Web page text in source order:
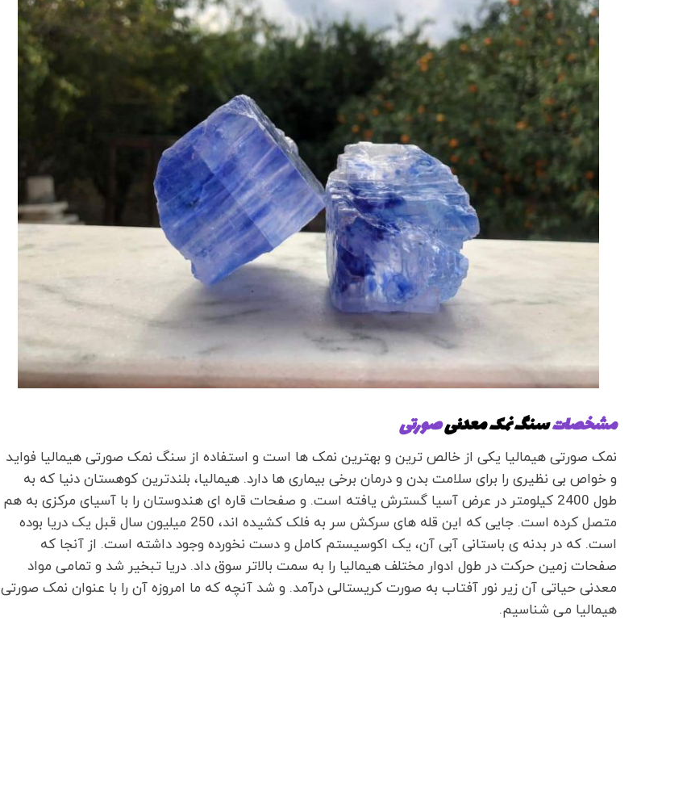
مشخصاتسنگ نمک معدنیصورتی
نمک صورتی هیمالیا یکی از خالص ترین و بهترین نمک ها است و استفاده از سنگ نمک صورتی هیمالیا فواید
و خواص بی نظیری را برای سلامت بدن و درمان برخی بیماری ها دارد. هیمالیا، بلندترین کوهستان دنیا که به
طول 2400 کیلومتر در عرض آسیا گسترش یافته است. و صفحات قاره ای هندوستان را با آسیای مرکزی به هم
متصل کرده است. جایی که این قله های سرکش سر به فلک کشیده اند، 250 میلیون سال قبل یک دریا بوده
است. که در بدنه ی باستانی آبی آن، یک اکوسیستم کامل و دست نخورده وجود داشته است. از آنجا که
صفحات زمین حرکت در طول ادوار مختلف هیمالیا را به سمت بالاتر سوق داد. دریا تبخیر شد و تمامی مواد
معدنی حیاتی آن زیر نور آفتاب به صورت کریستالی درآمد. و شد آنچه که ما امروزه آن را با عنوان نمک صورتی
هیمالیا می شناسیم.